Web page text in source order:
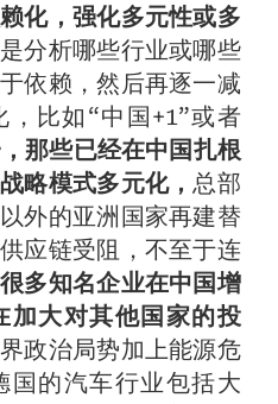
化，强化多元性或多
分析哪些行业或哪些
依赖，然后再逐一减
比如“中国+1”或者
那些已经在中国扎根
略模式多元化，总部
外的亚洲国家再建替
应链受阻，不至于连
多知名企业在中国增
加大对其他国家的投
政治局势加上能源危
国的汽车行业包括大